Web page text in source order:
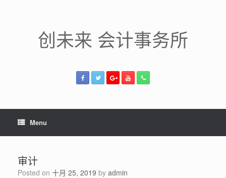
创未来 会计事务所
Menu
审计
Posted on 十月 25, 2019 by admin